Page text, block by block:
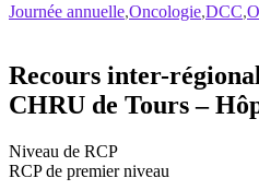
Journée annuelle Oncologie DCC
Recours inter-
CHRU de Tours –
Niveau de RCP
RCP de premier niveau